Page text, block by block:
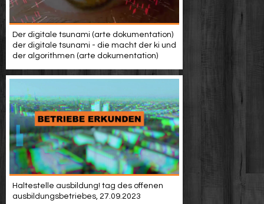
Der digitale tsunami (arte dokumentation)
der digitale tsunami - die macht der ki und
der algorithmen (arte dokumentation)
Haltestelle ausbildung! tag des offenen
ausbildungsbetriebes, 27.09.2023